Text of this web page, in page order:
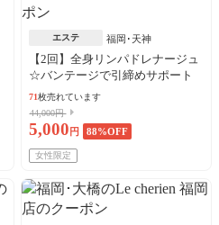
エステ 福岡･天神
【2回】全身リンパドレナージュ
☆バンテージで引締めサポート
71枚売れています
44,000円
5,000 円 88%OFF
女性限定